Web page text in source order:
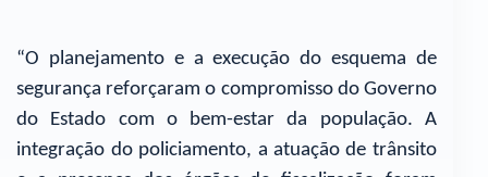
“O planejamento e a execução do esquema de
segurança reforçaram o compromisso do Governo
do Estado com o bem-estar da população. A
integração do policiamento, a atuação de trânsito